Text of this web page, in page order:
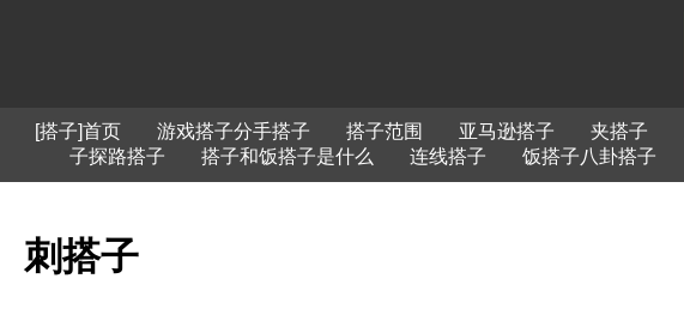
[搭子]首页 游戏搭子分手搭子 搭子范围 亚马逊搭子 夹搭子
子探路搭子
搭子和饭搭子是什么 连线搭子 饭搭子八卦搭子
刺搭子